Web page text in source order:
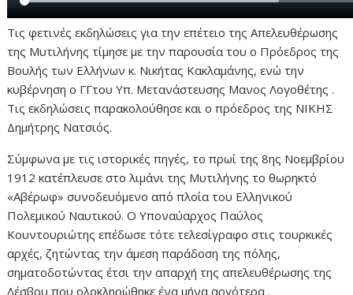
Τις φετινές εκδηλώσεις για την επέτειο της Απελευθέρωσης
της Μυτιλήνης τίμησε με την παρουσία του ο Πρόεδρος της
Βουλής των Ελλήνων κ. Νικήτας Κακλαμάνης, ενώ την
κυβέρνηση ο ΓΓτου Υπ. Μετανάστευσης Μανος Λογοθέτης .
Τις εκδηλώσεις παρακολούθησε και ο πρόεδρος της ΝΙΚΗΣ
Δημήτρης Νατσιός.
Σύμφωνα με τις ιστορικές πηγές, το πρωί της 8ης Νοεμβρίου
1912 κατέπλευσε στο λιμάνι της Μυτιλήνης το θωρηκτό
«Αβέρωφ» συνοδευόμενο από πλοία του Ελληνικού
Πολεμικού Ναυτικού. Ο Υποναύαρχος Παύλος
Κουντουριώτης επέδωσε τότε τελεσίγραφο στις τουρκικές
αρχές, ζητώντας την άμεση παράδοση της πόλης,
σηματοδοτώντας έτσι την απαρχή της απελευθέρωσης της
Λέσβου που ολοκληρώθηκε ένα μήνα αργότερα .